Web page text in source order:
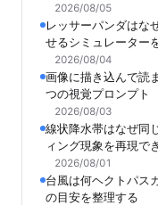
2026/08/05
レッサーパンダはな
せるシミュレーター
2026/08/04
画像に描き込んで読
つの視覚プロンプト
2026/08/03
線状降水帯はなぜ同
ィング現象を再現で
2026/08/01
台風は何ヘクトパス
の目安を整理する